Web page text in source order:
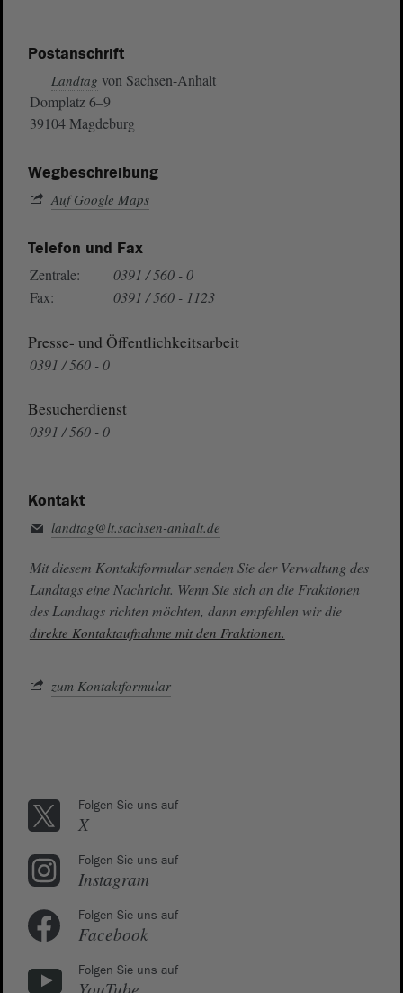
Postanschrift
Landtag von Sachsen-Anhalt
Domplatz 6–9
39104 Magdeburg
Wegbeschreibung
Auf Google Maps
Telefon und Fax
Zentrale:
0391 / 560 - 0
Fax:
0391 / 560 - 1123
Presse- und Öffentlichkeitsarbeit
0391 / 560 - 0
Besucherdienst
0391 / 560 - 0
Kontakt
landtag@lt.sachsen-anhalt.de
Mit diesem Kontaktformular senden Sie der Verwaltung des
Landtags eine Nachricht. Wenn Sie sich an die Fraktionen
des Landtags richten möchten, dann empfehlen wir die
direkte Kontaktaufnahme mit den Fraktionen.
zum Kontaktformular
Folgen Sie uns auf
X
Folgen Sie uns auf
Instagram
Folgen Sie uns auf
Facebook
Folgen Sie uns auf